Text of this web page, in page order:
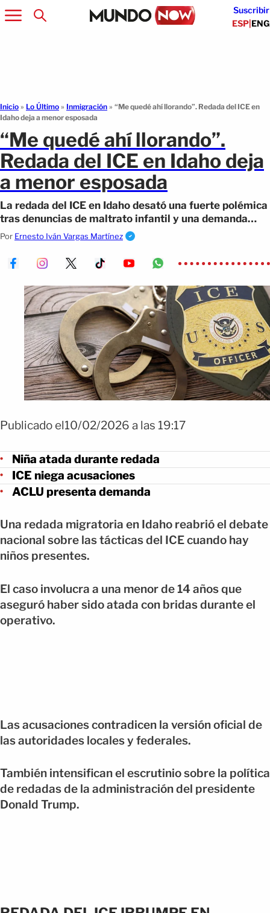
Suscribir
ESP|ENG
Inicio » Lo Último » Inmigración » “Me quedé ahí llorando”. Redada del ICE en
Idaho deja a menor esposada
“Me quedé ahí llorando”.
Redada del ICE en Idaho deja
a menor esposada
La redada del ICE en Idaho desató una fuerte polémica
tras denuncias de maltrato infantil y una demanda
federal por derechos civiles.
Por Ernesto Iván Vargas Martínez
Publicado el10/02/2026 a las 19:17
Niña atada durante redada
ICE niega acusaciones
ACLU presenta demanda
Una redada migratoria en Idaho reabrió el debate
nacional sobre las tácticas del ICE cuando hay
niños presentes.
El caso involucra a una menor de 14 años que
aseguró haber sido atada con bridas durante el
operativo.
Las acusaciones contradicen la versión oficial de
las autoridades locales y federales.
También intensifican el escrutinio sobre la política
de redadas de la administración del presidente
Donald Trump.